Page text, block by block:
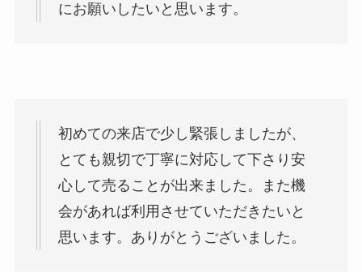
にお願いしたいと思います。
初めての来店で少し緊張しましたが、
とても親切で丁寧に対応して下さり安
心して売ることが出来ました。また機
会があれば利用させていただきたいと
思います。ありがとうございました。